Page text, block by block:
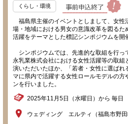
くらし・環境
福島県主催のイベントとしまして、女性
場・地域における男女の意識改革を図るた
活躍をテーマとした標記シンポジウムを開
シンポジウムでは、先進的な取組を行っ
永乳業株式会社における女性活躍等の取組
演いただいたほか、「若者・女性に選ばれ
マに県内で活躍する女性ロールモデルの方
ンを行いました。
2025年11月5日（水曜日）から 毎日
ウェディング エルティ（福島市野田